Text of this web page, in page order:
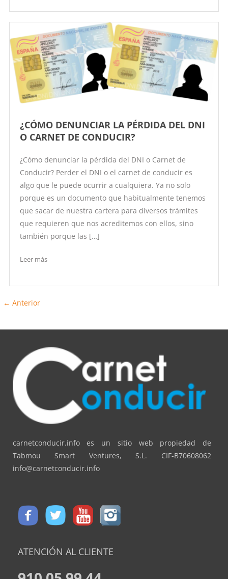
¿CÓMO DENUNCIAR LA PÉRDIDA DEL DNI
O CARNET DE CONDUCIR?
¿Cómo denunciar la pérdida del DNI o Carnet de
Conducir? Perder el DNI o el carnet de conducir es
algo que le puede ocurrir a cualquiera. Ya no solo
porque es un documento que habitualmente tenemos
que sacar de nuestra cartera para diversos trámites
que requieren que nos acreditemos con ellos, sino
también porque las […]
Leer más
← Anterior
carnetconducir.info es un sitio web propiedad de
Tabmou Smart Ventures, S.L. CIF-B70608062
info@carnetconducir.info
ATENCIÓN AL CLIENTE